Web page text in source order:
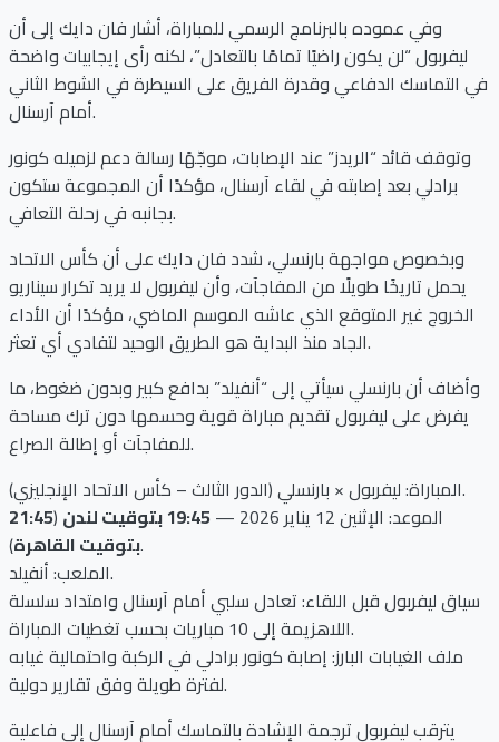
وفي عموده بالبرنامج الرسمي للمباراة، أشار فان دايك إلى أن
ليفربول “لن يكون راضيًا تمامًا بالتعادل”، لكنه رأى إيجابيات واضحة
في التماسك الدفاعي وقدرة الفريق على السيطرة في الشوط الثاني
أمام آرسنال.
وتوقف قائد “الريدز” عند الإصابات، موجّهًا رسالة دعم لزميله كونور
برادلي بعد إصابته في لقاء آرسنال، مؤكدًا أن المجموعة ستكون
بجانبه في رحلة التعافي.
وبخصوص مواجهة بارنسلي، شدد فان دايك على أن كأس الاتحاد
يحمل تاريخًا طويلًا من المفاجآت، وأن ليفربول لا يريد تكرار سيناريو
الخروج غير المتوقع الذي عاشه الموسم الماضي، مؤكدًا أن الأداء
الجاد منذ البداية هو الطريق الوحيد لتفادي أي تعثر.
وأضاف أن بارنسلي سيأتي إلى “أنفيلد” بدافع كبير وبدون ضغوط، ما
يفرض على ليفربول تقديم مباراة قوية وحسمها دون ترك مساحة
للمفاجآت أو إطالة الصراع.
المباراة: ليفربول × بارنسلي (الدور الثالث – كأس الاتحاد الإنجليزي).
الموعد: الإثنين 12 يناير 2026 —
19:45 بتوقيت لندن (
21:45
بتوقيت القاهرة).
الملعب: أنفيلد.
سياق ليفربول قبل اللقاء: تعادل سلبي أمام آرسنال وامتداد سلسلة
اللاهزيمة إلى 10 مباريات بحسب تغطيات المباراة.
ملف الغيابات البارز: إصابة كونور برادلي في الركبة واحتمالية غيابه
لفترة طويلة وفق تقارير دولية.
يترقب ليفربول ترجمة الإشادة بالتماسك أمام آرسنال إلى فاعلية